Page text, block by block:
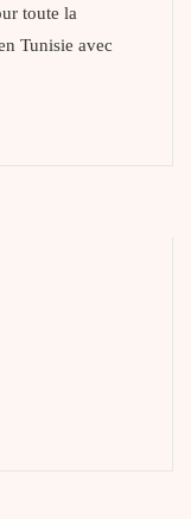
toute la
Tunisie avec